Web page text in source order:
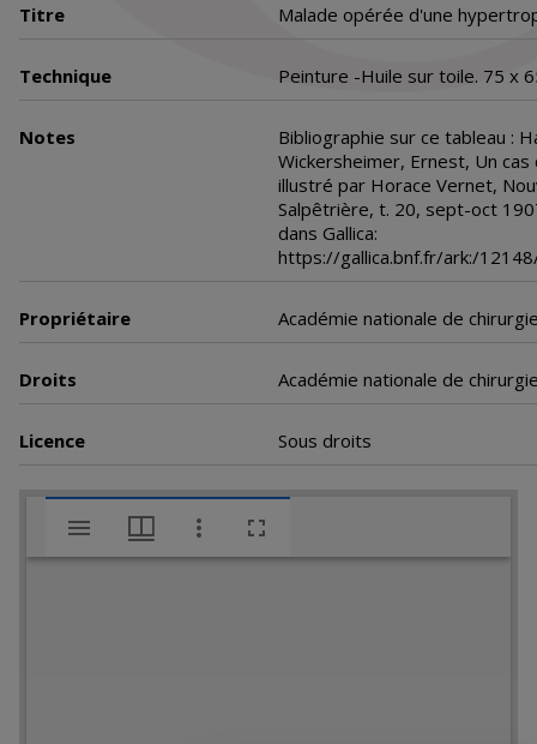
Titre Malade opérée d'une
Technique Peinture -Huile sur toile. 75 x
Notes
Bibliographie sur ce tableau :
Wickersheimer, Ernest, Un
illustré par Horace Vernet,
Salpêtrière, t. 20, sept-oct
dans Gallica:
https://gallica.bnf.fr/ark:/
Propriétaire Académie nationale de
Droits Académie nationale de
Licence Sous droits
V